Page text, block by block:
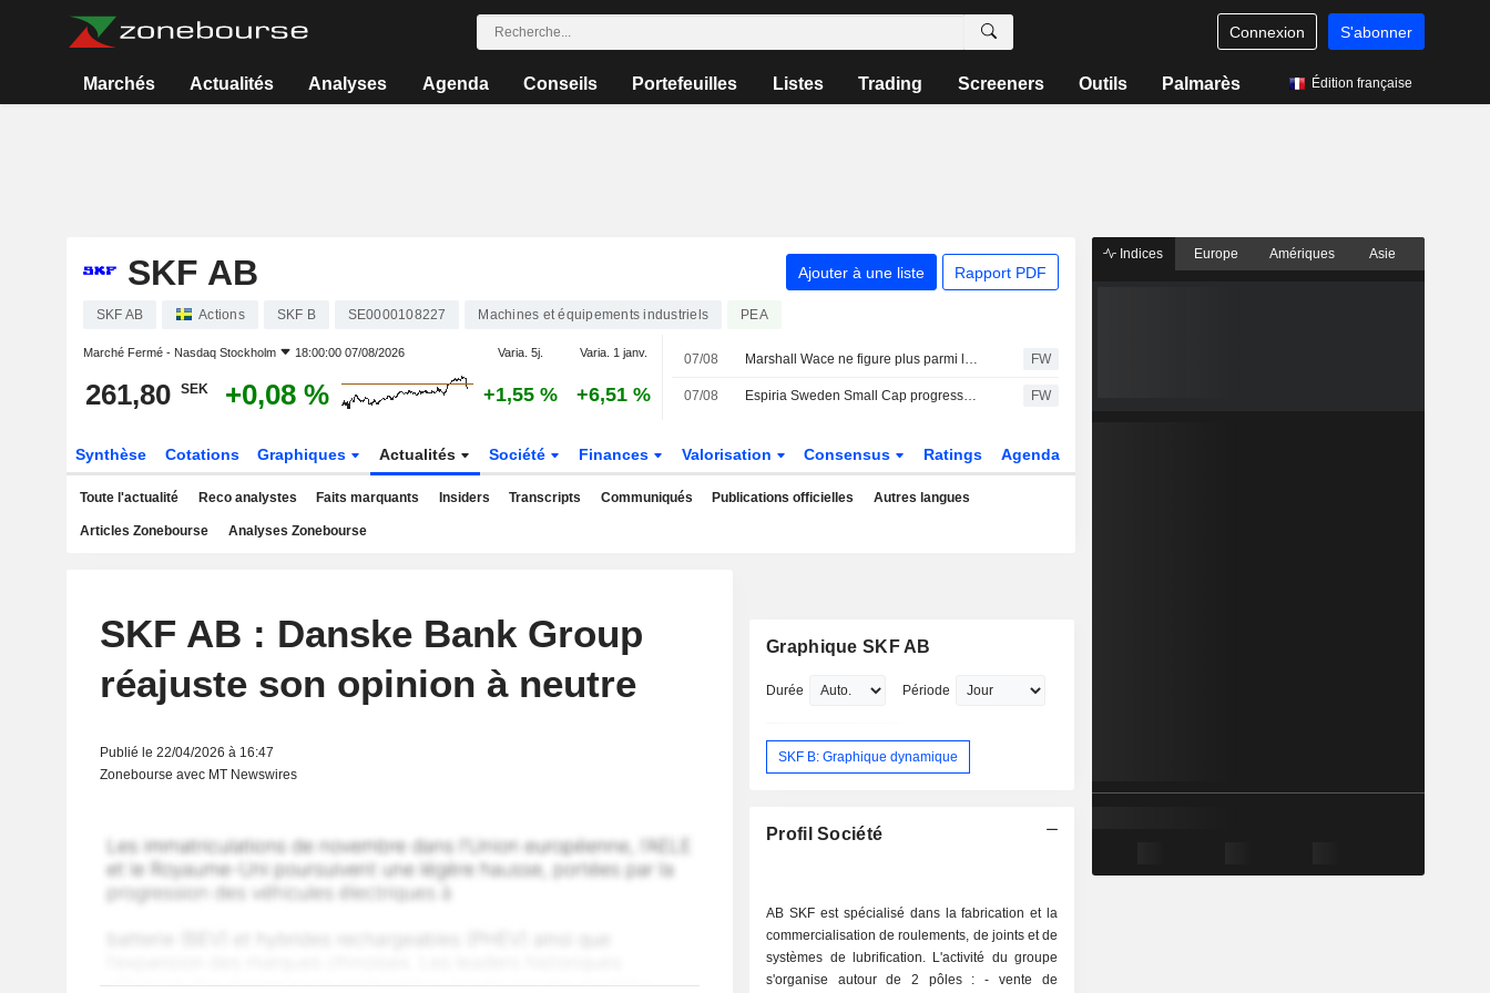
Connexion S'abonner
Marchés Actualités Analyses Agenda Conseils Portefeuilles Listes Trading Screeners Outils Palmarès Édition française
SKF AB Ajouter à une liste Rapport PDF
SKF AB Actions SKF B SE0000108227 Machines et équipements industriels PEA
Marché Fermé - Nasdaq Stockholm 18:00:00 07/08/2026 Varia. 5j. Varia. 1 janv.
261,80 SEK +0,08 % +1,55 % +6,51 %
07/08 Marshall Wace ne figure plus parmi les vendeurs à découvert déclarés de SKF FW
07/08 Espiria Sweden Small Cap progresse de 3,5 % en juillet - Tången et Bakkafrost contribuent positivement FW
Synthèse Cotations Graphiques Actualités Société Finances Valorisation Consensus Ratings Agenda
Toute l'actualité Reco analystes Faits marquants Insiders Transcripts Communiqués Publications officielles Autres langues
Articles Zonebourse Analyses Zonebourse
SKF AB : Danske Bank Group
réajuste son opinion à neutre
Publié le 22/04/2026 à 16:47
Zonebourse avec MT Newswires
Graphique SKF AB
Durée Période
SKF B: Graphique dynamique
Profil Société
AB SKF est spécialisé dans la fabrication et la
commercialisation de roulements, de joints et de
systèmes de lubrification. L'activité du groupe
s'organise autour de 2 pôles : - vente de
Indices Europe Amériques Asie